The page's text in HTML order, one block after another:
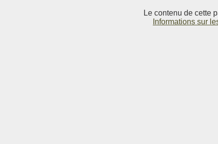
Le contenu de cette
Informations sur